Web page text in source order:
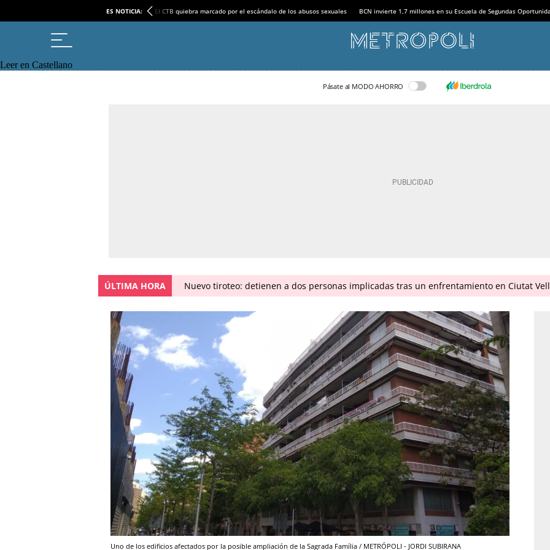
ES NOTICIA: El CTB quiebra marcado por el escándalo de los abusos sexuales BCN invierte 1,7 millones en su Escuela de Segundas
Leer en Castellano
Pásate al MODO AHORRO
ÚLTIMA HORA Nuevo tiroteo: detienen a dos personas implicadas tras un enfrentamiento en Ciutat
Uno de los edificios afectados por la posible ampliación de la Sagrada Família / METRÓPOLI - JORDI SUBIRANA